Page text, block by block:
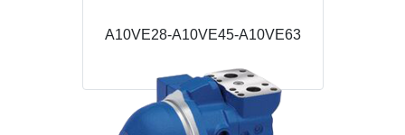
A10VE28-A10VE45-A10VE63